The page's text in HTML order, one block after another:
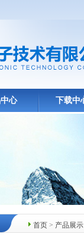
心 下载中
首页 > 产品展示